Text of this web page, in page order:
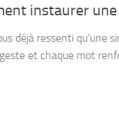
instaurer
déjà ressenti qu’une
et chaque mot